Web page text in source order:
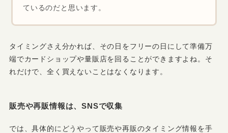
ているのだと思います。
タイミングさえ分かれば、その日をフリーの日にして準備万
端でカードショップや量販店を回ることができますよね。そ
れだけで、全く買えないことはなくなります。
販売や再販情報は、SNSで収集
では、具体的にどうやって販売や再販のタイミング情報を手